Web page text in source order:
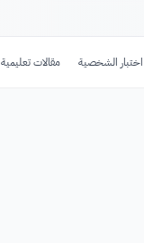
اختبار الشخصية مقالات تعليمية